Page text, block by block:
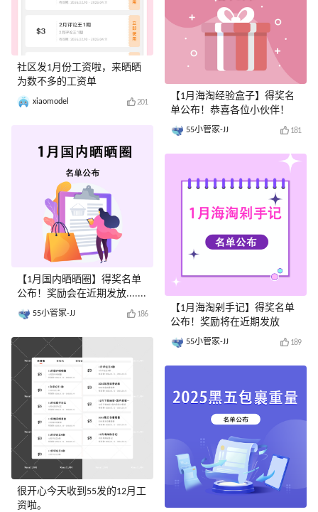
社区发1月份工资啦，来晒晒
为数不多的工资单
xiaomodel 201
【1月国内晒晒圈】得奖名单
公布！奖励会在近期发放.......
55小管家-JJ 186
很开心今天收到55发的12月工
资啦。
【1月海淘经验盒子】得奖名
单公布！恭喜各位小伙伴！
55小管家-JJ 181
【1月海淘剁手记】得奖名单
公布！奖励将在近期发放
55小管家-JJ 189